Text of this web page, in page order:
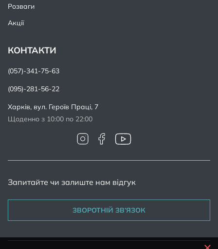
Запитайте чи залиште нам відгук
ЗВОРОТНІЙ ЗВ’ЯЗОК
Розваги
Акції
КОНТАКТИ
(057)-341-75-63
(095)-281-56-22
Харків, вул. Героїв Праці, 7
Щоденно з 10:00 по 22:00